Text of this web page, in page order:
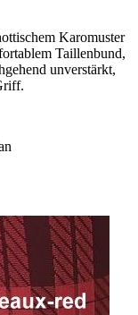
Karomuster
Taillenbund,
unverstärkt,